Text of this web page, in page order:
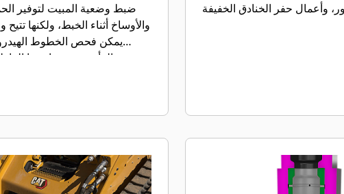
ضبط وضعية المبيت لتوفير
والأوساخ أثناء الخبط، ولكنها
يمكن فحص الخطوط
الرأس وشحنها بينما